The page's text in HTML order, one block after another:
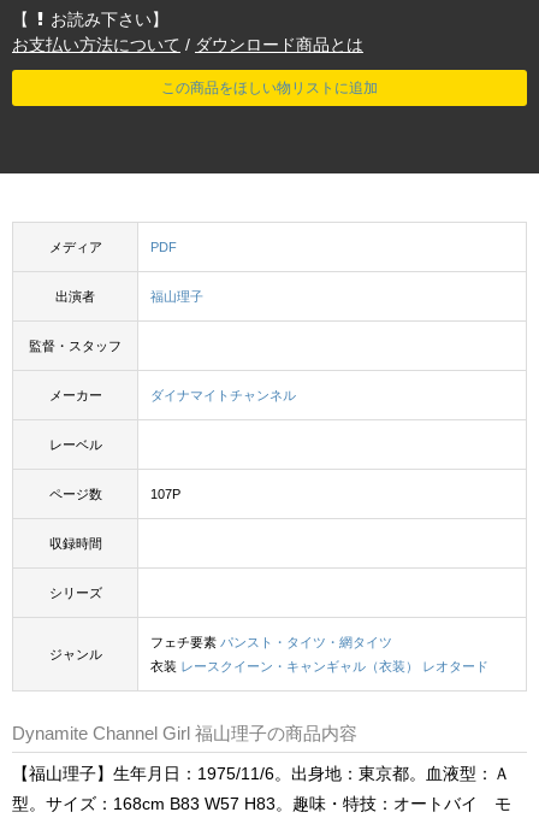
【
お読み下さい】
お支払い方法について / ダウンロード商品とは
この商品をほしい物リストに追加
メディア PDF
出演者 福山理子
監督・スタッフ
メーカー ダイナマイトチャンネル
レーベル
ページ数 107P
収録時間
シリーズ
ジャンル
フェチ要素 パンスト・タイツ・網タイツ
衣装 レースクイーン・キャンギャル（衣装） レオタード
Dynamite Channel Girl 福山理子の商品内容
【福山理子】生年月日：1975/11/6。出身地：東京都。血液型：Ａ
型。サイズ：168cm B83 W57 H83。趣味・特技：オートバイ モ